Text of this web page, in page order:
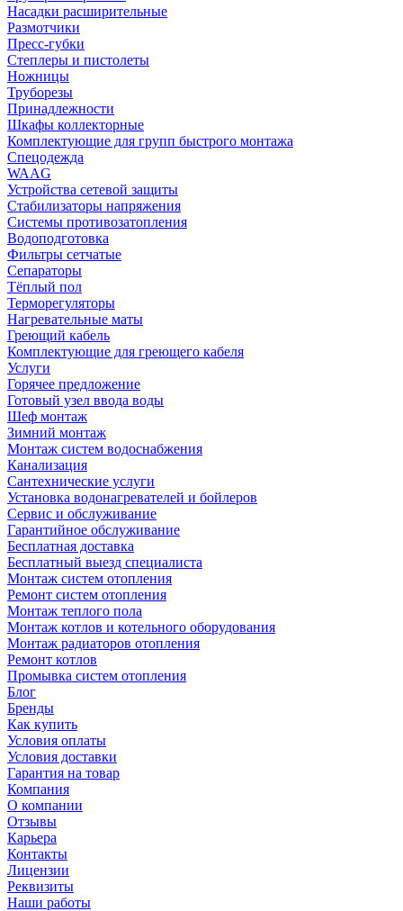
Насадки расширительные
Размотчики
Пресс-губки
Степлеры и пистолеты
Ножницы
Труборезы
Принадлежности
Шкафы коллекторные
Комплектующие для групп быстрого монтажа
Спецодежда
WAAG
Устройства сетевой защиты
Стабилизаторы напряжения
Системы противозатопления
Водоподготовка
Фильтры сетчатые
Сепараторы
Тёплый пол
Терморегуляторы
Нагревательные маты
Греющий кабель
Комплектующие для греющего кабеля
Услуги
Горячее предложение
Готовый узел ввода воды
Шеф монтаж
Зимний монтаж
Монтаж систем водоснабжения
Канализация
Сантехнические услуги
Установка водонагревателей и бойлеров
Сервис и обслуживание
Гарантийное обслуживание
Бесплатная доставка
Бесплатный выезд специалиста
Монтаж систем отопления
Ремонт систем отопления
Монтаж теплого пола
Монтаж котлов и котельного оборудования
Монтаж радиаторов отопления
Ремонт котлов
Промывка систем отопления
Блог
Бренды
Как купить
Условия оплаты
Условия доставки
Гарантия на товар
Компания
О компании
Отзывы
Карьера
Контакты
Лицензии
Реквизиты
Наши работы